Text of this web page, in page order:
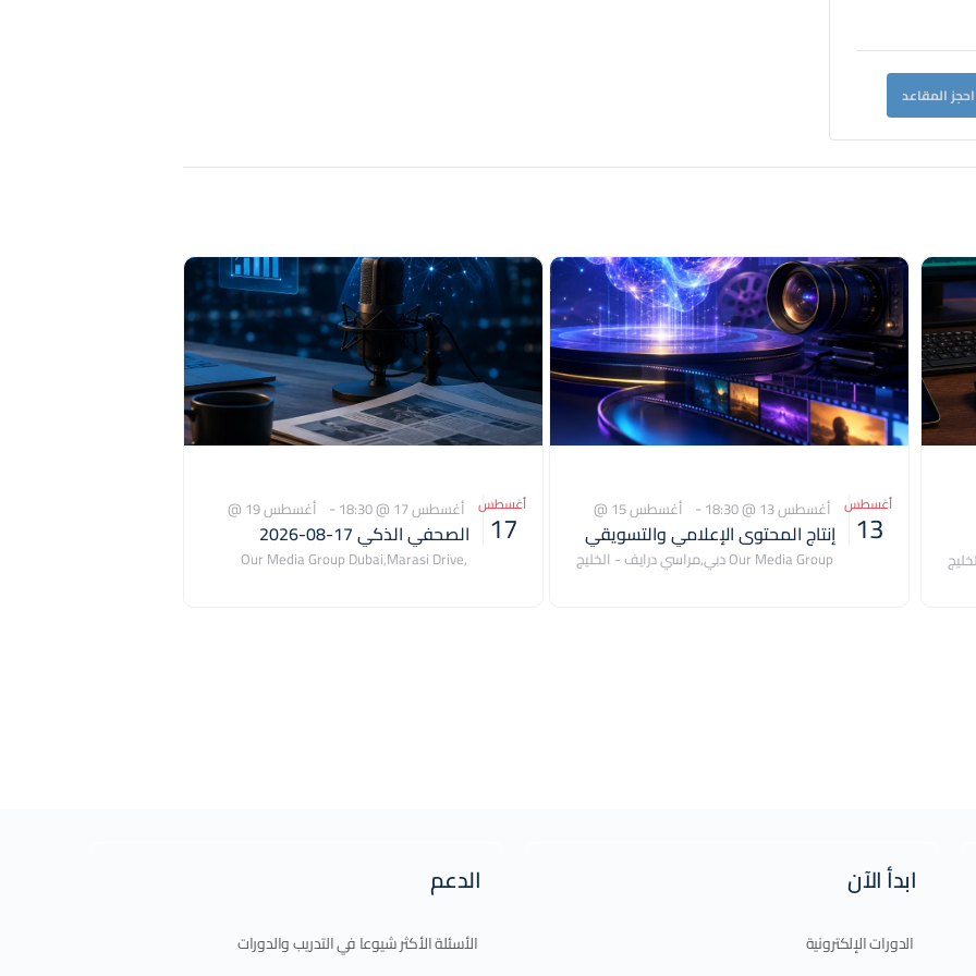
احجز المقاعد
أغسطس
13 أغسطس 13 @ 18:30 -
أغسطس 15 @
20:30
إنتاج المحتوى الإعلامي والتسويقي
باستخدام الذكاء الاصطناعي 13-08-
Our Media Groupدبي,مراسي درايف - الخليج
أغسطس
17 أغسطس 17 @ 18:30 -
أغسطس 19 @
21:30
الصحفي الذكي 17-08-2026
Our Media Group Dubai,Marasi Drive,
ابدأ الآن
الدورات الإلكترونية
الدعم
الأسئلة الأكثر شيوعا في التدريب والدورات